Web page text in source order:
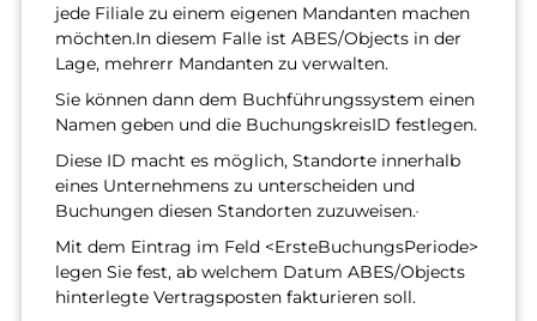
jede Filiale zu einem eigenen Mandanten machen
möchten.In diesem Falle ist ABES/Objects in der
Lage, mehrerr Mandanten zu verwalten.
Sie können dann dem Buchführungssystem einen
Namen geben und die BuchungskreisID festlegen.
Diese ID macht es möglich, Standorte innerhalb
eines Unternehmens zu unterscheiden und
Buchungen diesen Standorten zuzuweisen.
Mit dem Eintrag im Feld <ErsteBuchungsPeriode>
legen Sie fest, ab welchem Datum ABES/Objects
hinterlegte Vertragsposten fakturieren soll.